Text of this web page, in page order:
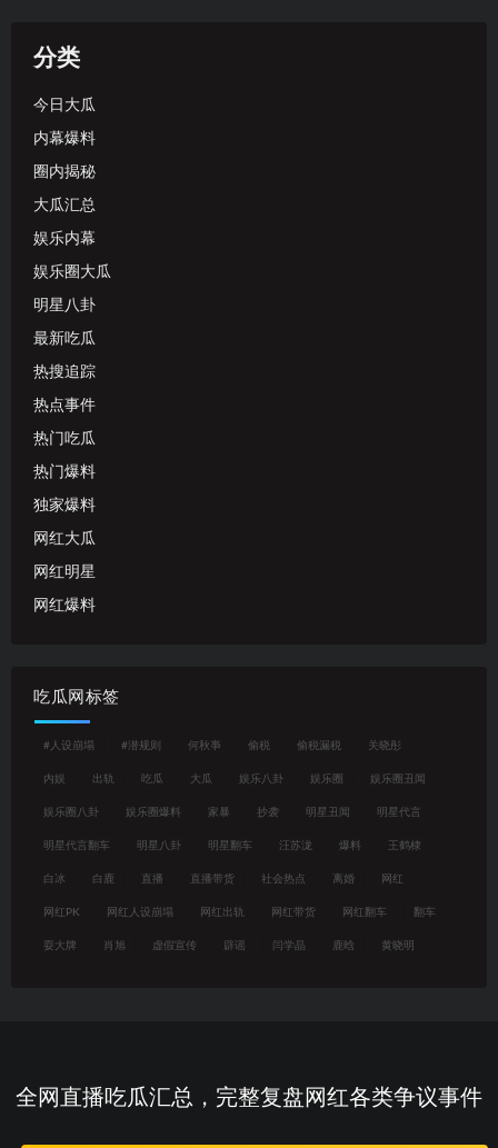
分类
今日大瓜
内幕爆料
圈内揭秘
大瓜汇总
娱乐内幕
娱乐圈大瓜
明星八卦
最新吃瓜
热搜追踪
热点事件
热门吃瓜
热门爆料
独家爆料
网红大瓜
网红明星
网红爆料
吃瓜网标签
#人设崩塌 #潜规则 何秋亊 偷税 偷税漏税 关晓彤
内娱 出轨 吃瓜 大瓜 娱乐八卦 娱乐圈 娱乐圈丑闻
娱乐圈八卦 娱乐圈爆料 家暴 抄袭 明星丑闻 明星代言
明星代言翻车 明星八卦 明星翻车 汪苏泷 爆料 王鹤棣
白冰 白鹿 直播 直播带货 社会热点 离婚 网红
网红PK 网红人设崩塌 网红出轨 网红带货 网红翻车 翻车
耍大牌 肖旭 虚假宣传 辟谣 闫学晶 鹿晗 黄晓明
全网直播吃瓜汇总，完整复盘网红各类争议事件